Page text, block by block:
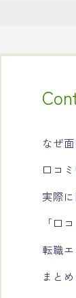
なぜ
口コ
実際
「口
転職
まと